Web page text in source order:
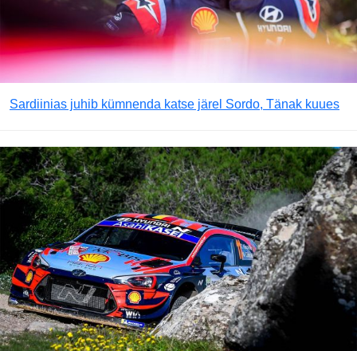
Sardiinias juhib kümnenda katse järel Sordo, Tänak kuues